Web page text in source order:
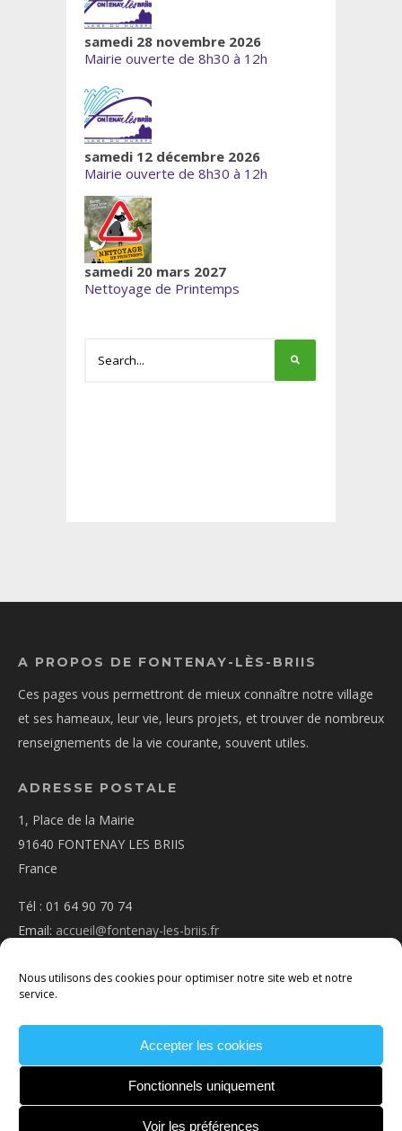
Nous utilisons des cookies pour optimiser notre site web et notre
service.
Accepter les cookies
Fonctionnels uniquement
Voir les préférences
samedi 28 novembre 2026
Mairie ouverte de 8h30 à 12h
samedi 12 décembre 2026
Mairie ouverte de 8h30 à 12h
samedi 20 mars 2027
Nettoyage de Printemps
A PROPOS DE FONTENAY-LÈS-BRIIS
Ces pages vous permettront de mieux connaître notre village
et ses hameaux, leur vie, leurs projets, et trouver de nombreux
renseignements de la vie courante, souvent utiles.
ADRESSE POSTALE
1, Place de la Mairie
91640 FONTENAY LES BRIIS
France
Tél : 01 64 90 70 74
Email: accueil@fontenay-les-briis.fr
NOUS CONTACTER
LÉGALES
POLITIQUE DE COOKIES
CONDITIONS
GÉNÉRALES